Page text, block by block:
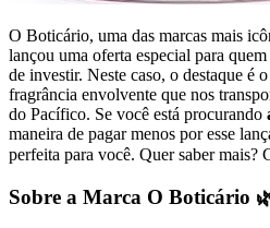
O Boticário, uma das marcas mais
lançou uma oferta especial para quem
de investir. Neste caso, o destaque é o
fragrância envolvente que nos
do Pacífico. Se você está procurando
maneira de pagar menos por esse
perfeita para você. Quer saber mais?
Sobre a Marca O Boticário